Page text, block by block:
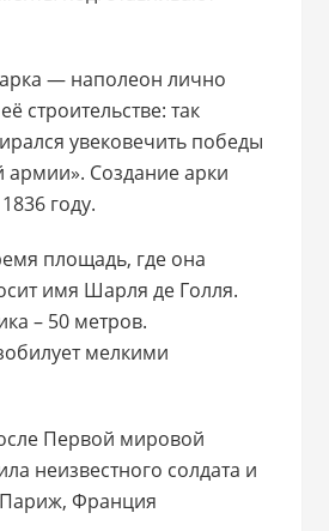
— наполеон лично
строительстве: так
увековечить победы
армии». Создание арки
году.
площадь, где она
имя Шарля де Голля.
– 50 метров.
мелкими
Первой мировой
неизвестного солдата и
Франция